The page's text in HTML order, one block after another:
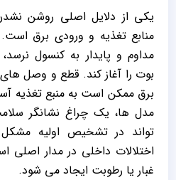
یکی از دلایل اصلی روشن
منابع تغذیه و ورودی برق
مداوم و پایدار به کنسول
بوت را آغاز کند. قطع و وصل‌
برق ممکن است به منبع تغذیه
مدل‌ ها، یک چراغ نشانگر
تواند در تشخیص اولیه مشکل
اختلالات داخلی در مدار اصلی
غبار یا رطوبت ایجاد می‌ شود.